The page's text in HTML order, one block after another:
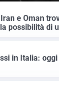
e Oman
possibilità di
in Italia: